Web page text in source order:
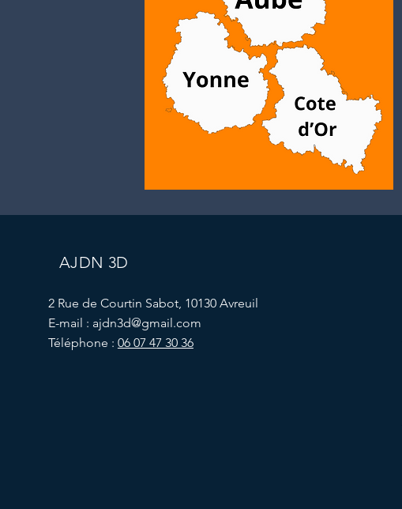
AJDN 3D
2 Rue de Courtin Sabot, 10130 Avreuil
E-mail : ajdn3d@gmail.com
Téléphone : 06 07 47 30 36